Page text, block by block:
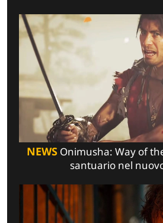
NEWSOnimusha: Way of
santuario nel